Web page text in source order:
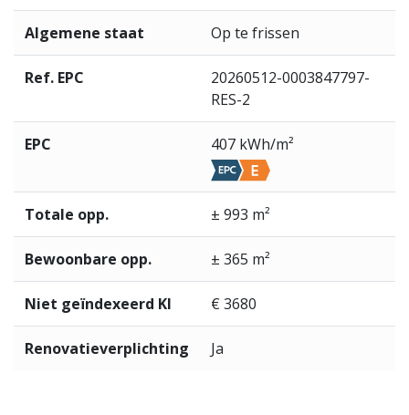
Algemene staat Op te frissen
Ref. EPC
20260512-0003847797-
RES-2
EPC 407 kWh/m²
Totale opp. ± 993 m²
Bewoonbare opp. ± 365 m²
Niet geïndexeerd KI € 3680
Renovatieverplichting Ja